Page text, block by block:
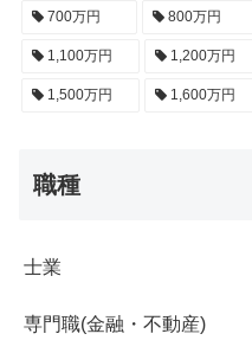
700万円 800万円
1,100万円 1,200万円
1,500万円 1,600万円
職種
士業
専門職(金融・不動産)